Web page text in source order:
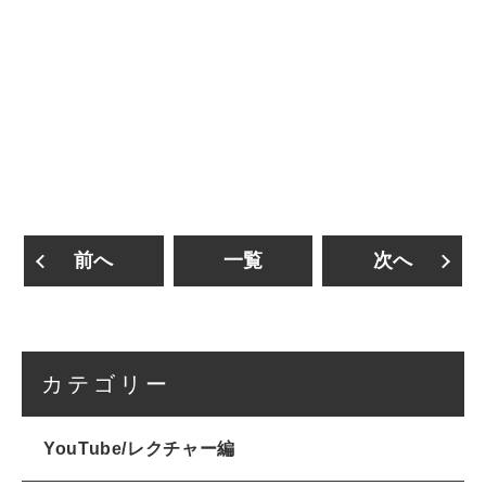
前へ 一覧 次へ
カテゴリー
YouTube/レクチャー編